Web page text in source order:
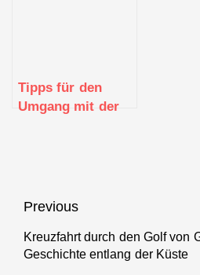
Tipps für den
Umgang mit der
Beitragsnavigation
Previous
Previous
post:
Kreuzfahrt durch den Golf von
Geschichte entlang der Küste